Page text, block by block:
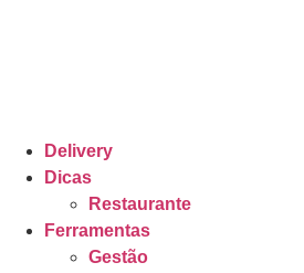
Delivery
Dicas
Restaurante
Ferramentas
Gestão